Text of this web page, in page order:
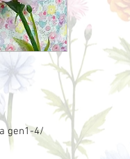
gen1-4/